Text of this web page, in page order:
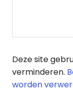
Deze site
verminderen.
worden